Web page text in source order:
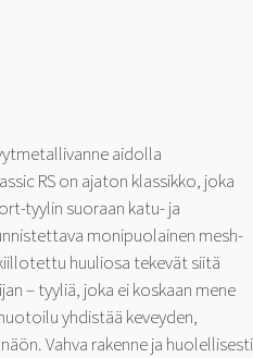
aidolla
RS on ajaton klassikko, joka
tyylin suoraan katu- ja
monipuolainen mesh-
huuliosa tekevät siitä
– tyyliä, joka ei koskaan mene
yhdistää keveyden,
Vahva rakenne ja huolellisesti